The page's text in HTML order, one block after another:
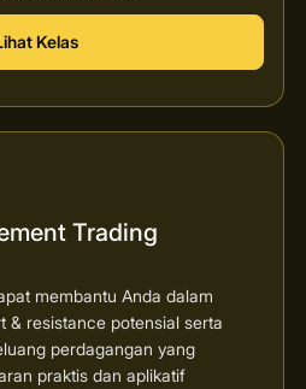
Kelas
Trading
membantu Anda dalam
& resistance potensial serta
perdagangan yang
praktis dan aplikatif